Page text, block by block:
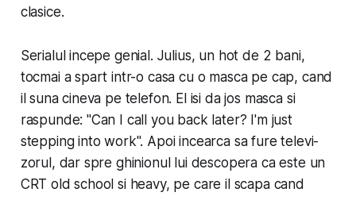
clasice.
Serialul incepe genial. Julius, un hot de 2 bani,
tocmai a spart intr-o casa cu o masca pe cap, cand
il suna cineva pe telefon. El isi da jos masca si
raspunde: "Can I call you back later? I'm just
stepping into work". Apoi incearca sa fure tele­vi­
zorul, dar spre ghinionul lui descopera ca este un
CRT old school si heavy, pe care il scapa cand